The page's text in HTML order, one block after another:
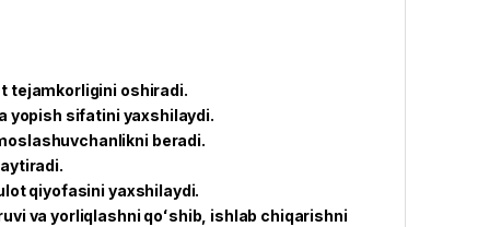
tejamkorligini oshiradi.
yopish sifatini yaxshilaydi.
beradi.
qiyofasini yaxshilaydi.
va yorliqlashni qoʻshib, ishlab chiqarishni